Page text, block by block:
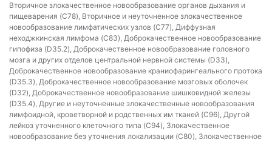
Вторичное злокачественное новообразование органов дыхания и
пищеварения (C78), Вторичное и неуточненное злокачественное
новообразование лимфатических узлов (C77), Диффузная
неходжкинская лимфома (C83), Доброкачественное новообразование
гипофиза (D35.2), Доброкачественное новообразование головного
мозга и других отделов центральной нервной системы (D33),
Доброкачественное новообразование краниофарингеального протока
(D35.3), Доброкачественное новообразование мозговых оболочек
(D32), Доброкачественное новообразование шишковидной железы
(D35.4), Другие и неуточненные злокачественные новообразования
лимфоидной, кроветворной и родственных им тканей (C96), Другой
лейкоз уточненного клеточного типа (C94), Злокачественное
новообразование без уточнения локализации (C80), Злокачественное